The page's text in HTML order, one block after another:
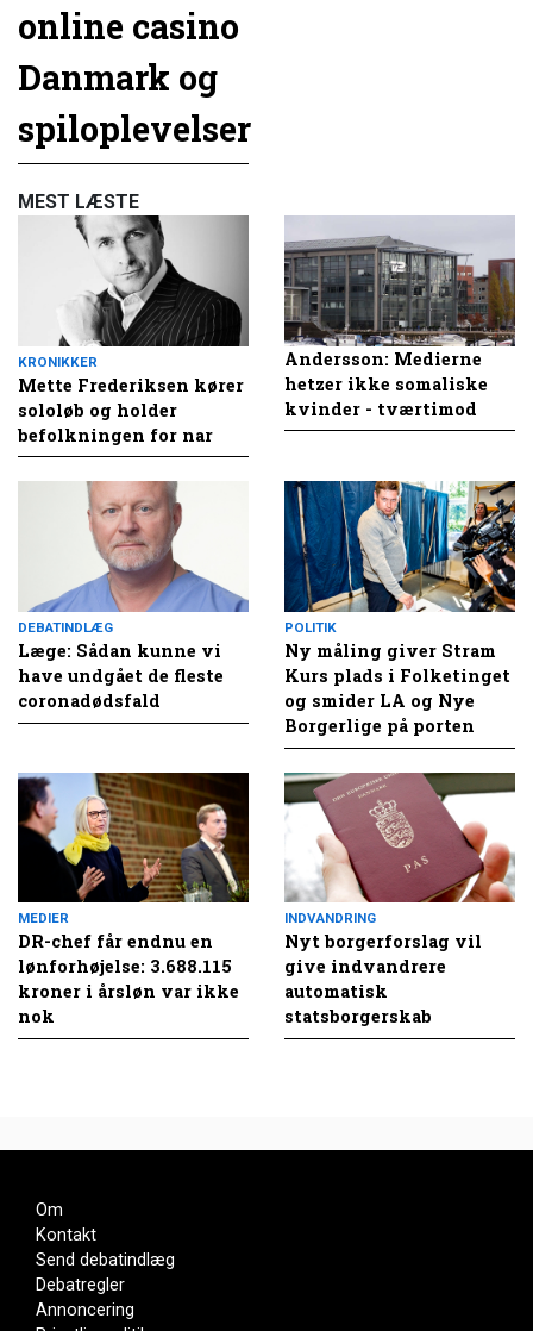
online casino
Danmark og
spiloplevelser
MEST LÆSTE
KRONIKKER
Mette Frederiksen kører
sololøb og holder
befolkningen for nar
Andersson: Medierne
hetzer ikke somaliske
kvinder - tværtimod
DEBATINDLÆG
Læge: Sådan kunne vi
have undgået de fleste
coronadødsfald
POLITIK
Ny måling giver Stram
Kurs plads i Folketinget
og smider LA og Nye
Borgerlige på porten
MEDIER
DR-chef får endnu en
lønforhøjelse: 3.688.115
kroner i årsløn var ikke
nok
INDVANDRING
Nyt borgerforslag vil
give indvandrere
automatisk
statsborgerskab
Om
Kontakt
Send debatindlæg
Debatregler
Annoncering